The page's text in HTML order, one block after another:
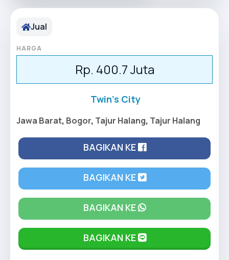
Jual
HARGA
Rp. 400.7 Juta
Twin's City
Jawa Barat, Bogor, Tajur Halang, Tajur Halang
BAGIKAN KE
BAGIKAN KE
BAGIKAN KE
BAGIKAN KE